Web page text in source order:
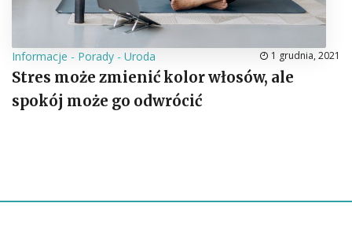
Informacje - Porady - Uroda 1 grudnia, 2021
Stres może zmienić kolor włosów, ale
spokój może go odwrócić